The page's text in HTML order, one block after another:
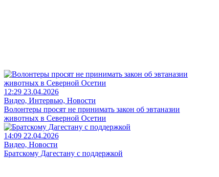
12:29 23.04.2026
Видео, Интервью, Новости
Волонтеры просят не принимать закон об эвтаназии
животных в Северной Осетии
14:09 22.04.2026
Видео, Новости
Братскому Дагестану с поддержкой